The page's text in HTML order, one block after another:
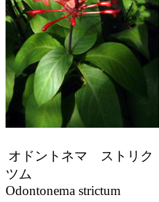
オドントネマ ストリク
ツム
Odontonema strictum